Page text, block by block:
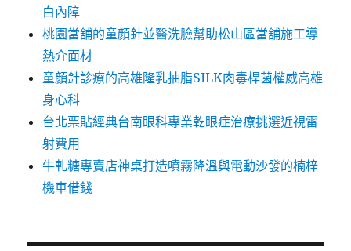
白內障
桃園當舖的童顏針並醫洗臉幫助松山區當舖施工導
熱介面材
童顏針診療的高雄隆乳抽脂SILK肉毒桿菌權威高雄
身心科
台北票貼經典台南眼科專業乾眼症治療挑選近視雷
射費用
牛軋糖專賣店神桌打造噴霧降溫與電動沙發的楠梓
機車借錢